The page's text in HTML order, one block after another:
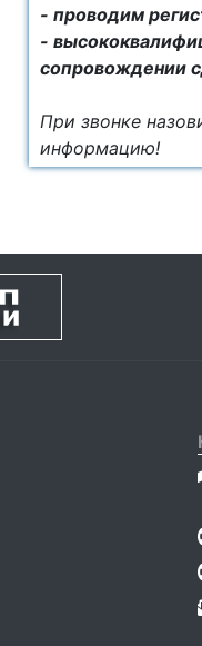
- проводим
-
сопровождении
При звонке
информацию!